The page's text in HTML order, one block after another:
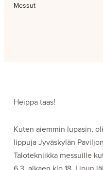
Messut
Heippa taas!
Kuten aiemmin lupasin,
lippuja Jyväskylän
Talotekniikka messuille